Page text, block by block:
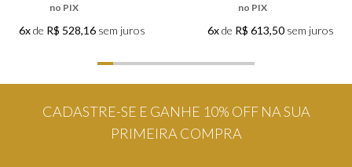
no PIX
6xde R$ 528,16sem juros
no PIX
6xde R$ 613,50sem juros
CADASTRE-SE E GANHE 10% OFF NA SUA
PRIMEIRA COMPRA